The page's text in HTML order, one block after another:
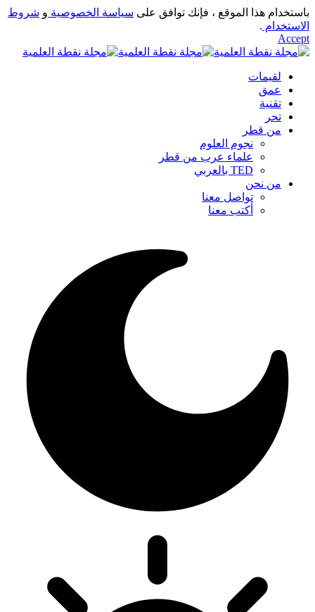
باستخدام هذا الموقع ، فإنك توافق على سياسة الخصوصية و شروط
الاستخدام .
Accept
لقيمات
عمق
تقنية
تحر
من قطر
نجوم العلوم
علماء عرب من قطر
TED بالعربي
من نحن
تواصل معنا
أكتب معنا